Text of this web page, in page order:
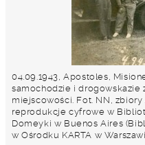
04.09.1943, Apostoles,
samochodzie i drogowskazie
miejscowości. Fot. NN,
reprodukcje cyfrowe w
Domeyki w Buenos Aires
w Ośrodku KARTA w